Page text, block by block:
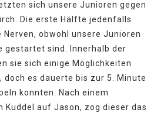
sich unsere Junioren gegen
Die erste Hälfte jedenfalls
obwohl unsere Junioren
gestartet sind. Innerhalb der
sie sich einige Möglichkeiten
doch es dauerte bis zur 5. Minute
konnten. Nach einem
Kuddel auf Jason, zog dieser das